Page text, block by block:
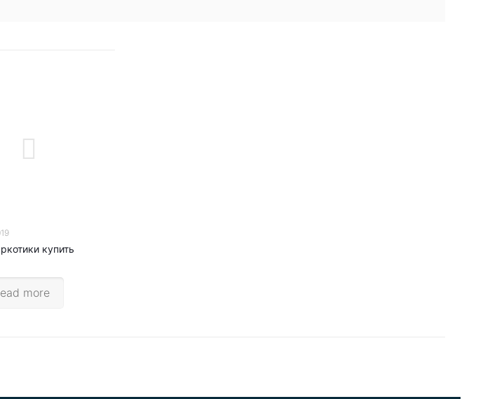
купить
more